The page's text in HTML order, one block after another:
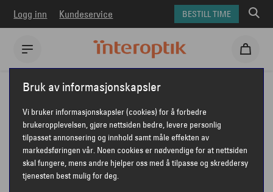
Logg inn Kundeservice BESTILL TIME
Interoptik Briller Unofficial briller
UNOFFICIAL UO2219B
UNOFFICIAL
Bruk av informasjonskapsler
Vi bruker informasjonskapsler (cookies) for å forbedre
brukeropplevelsen, gjøre nettsiden bedre, levere personlig
tilpasset annonsering og innhold samt måle effekten av
markedsføringen vår. Noen cookies er nødvendige for at nettsiden
skal fungere, mens andre hjelper oss med å tilpasse og skreddersy
tjenesten best mulig for deg.